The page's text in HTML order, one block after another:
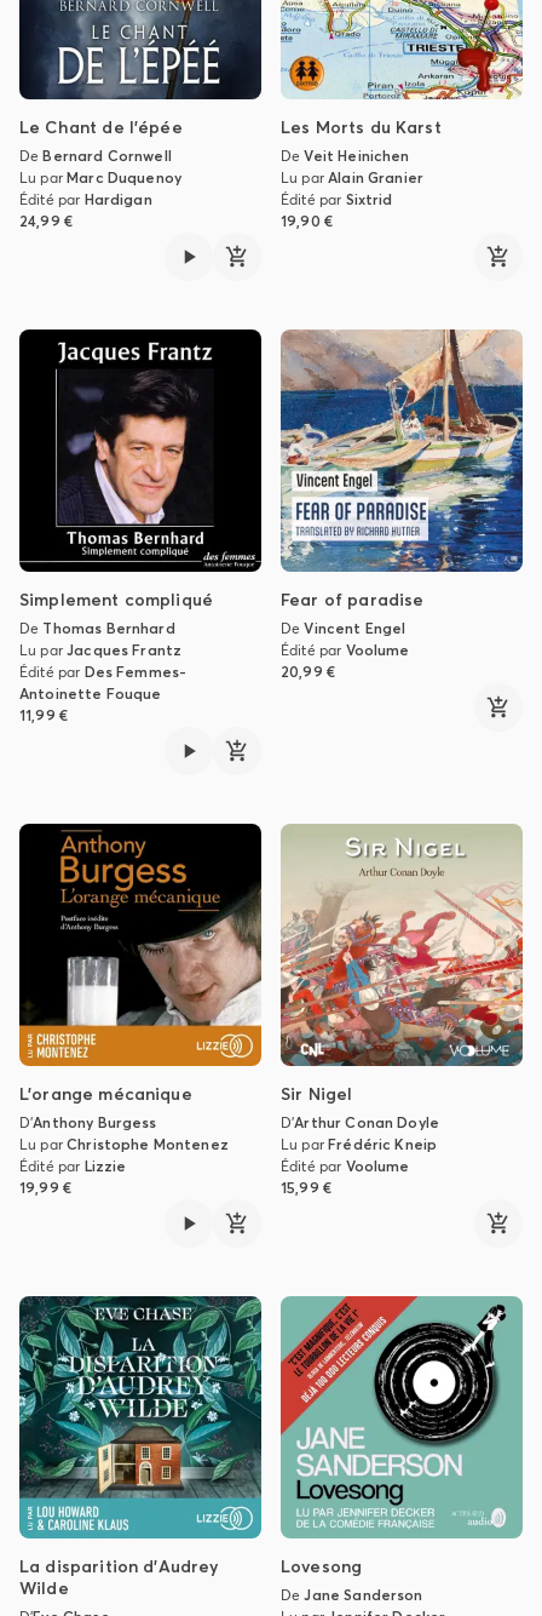
Le Chant de l'épée
DeBernard Cornwell
Lu parMarc Duquenoy
Édité par Hardigan
24,99 €
Les Morts du Karst
DeVeit Heinichen
Lu parAlain Granier
Édité par Sixtrid
19,90 €
Simplement compliqué
De Thomas Bernhard
Lu parJacques Frantz
Édité par Des Femmes-
Antoinette Fouque
11,99 €
Fear of paradise
DeVincent Engel
Édité par Voolume
20,99 €
L'orange mécanique
D'Anthony Burgess
Lu parChristophe Montenez
Édité par Lizzie
19,99 €
Sir Nigel
D'Arthur Conan Doyle
Lu parFrédéric Kneip
Édité par Voolume
15,99 €
La disparition d'Audrey
Wilde
Lovesong
DeJane Sanderson